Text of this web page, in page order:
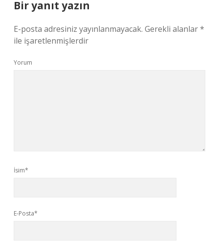
Bir yanıt yazın
E-posta adresiniz yayınlanmayacak. Gerekli alanlar*
ile işaretlenmişlerdir
Yorum
İsim*
E-Posta*